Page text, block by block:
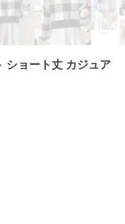
ショート丈 カジュア